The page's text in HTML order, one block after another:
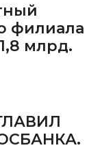
филиала
млрд.